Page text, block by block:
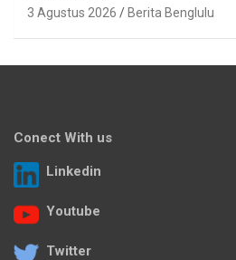
3 Agustus 2026 Berita Benglulu
Conect With us
Linkedin
Youtube
Twitter